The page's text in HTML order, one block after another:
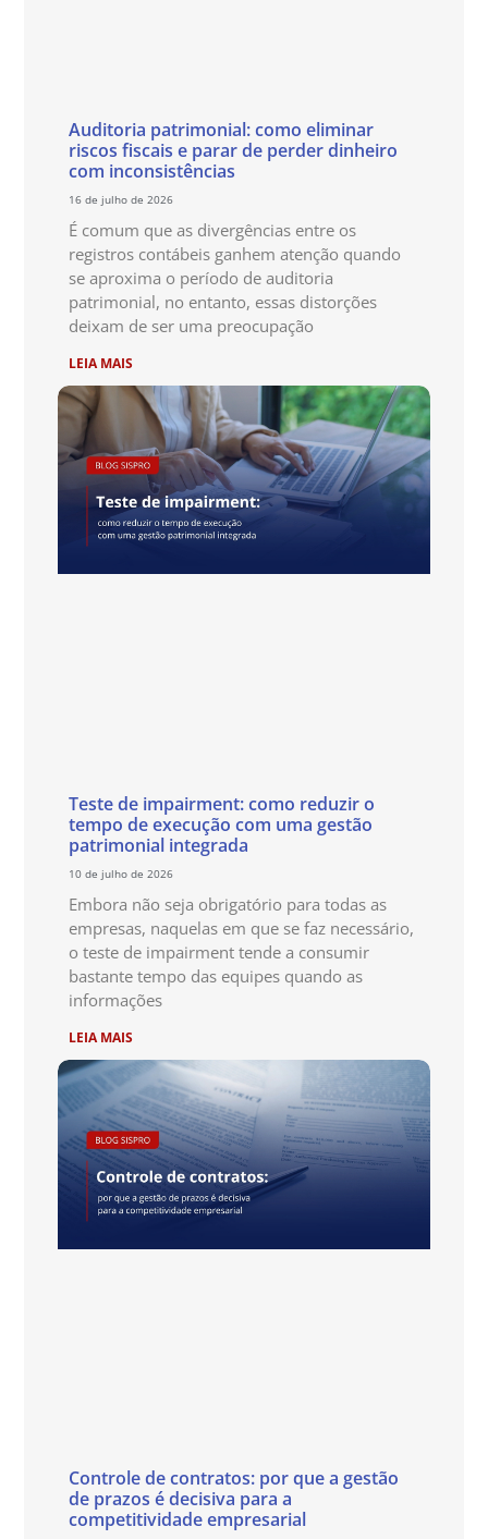
Auditoria patrimonial: como eliminar
riscos fiscais e parar de perder dinheiro
com inconsistências
16 de julho de 2026
É comum que as divergências entre os
registros contábeis ganhem atenção quando
se aproxima o período de auditoria
patrimonial, no entanto, essas distorções
deixam de ser uma preocupação
LEIA MAIS
Teste de impairment: como reduzir o
tempo de execução com uma gestão
patrimonial integrada
10 de julho de 2026
Embora não seja obrigatório para todas as
empresas, naquelas em que se faz necessário,
o teste de impairment tende a consumir
bastante tempo das equipes quando as
informações
LEIA MAIS
Controle de contratos: por que a gestão
de prazos é decisiva para a
competitividade empresarial